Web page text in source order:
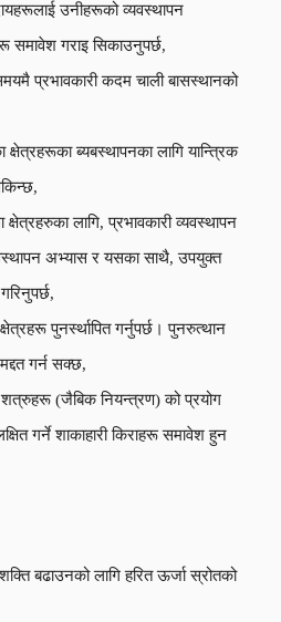
उनीहरूको व्यवस्थापन
समावेश गराइ सिकाउनुपर्छ,
प्रभावकारी कदम चाली बासस्थानको
ब्यबस्थापनका लागि यान्त्रिक
लागि, प्रभावकारी व्यवस्थापन
अभ्यास र यसका साथै, उपयुक्त
पुनर्स्थापित गर्नुपर्छ। पुनरुत्थान
गर्न सक्छ,
शत्रुहरू (जैबिक नियन्त्रण) को प्रयोग
गर्ने शाकाहारी किराहरू समावेश हुन
बढाउनको लागि हरित ऊर्जा स्रोतको